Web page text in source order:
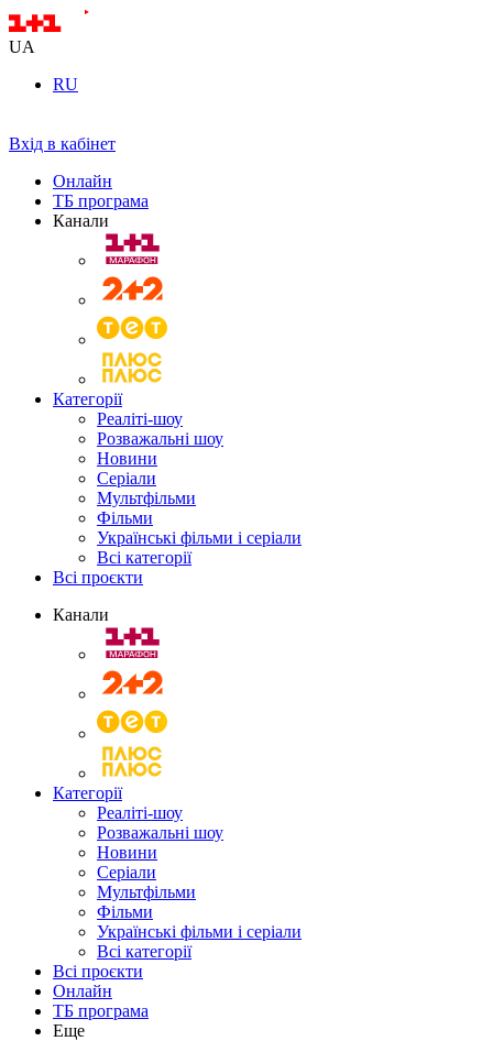
UA
RU
Вхід в кабінет
Онлайн
ТБ програма
Канали
Категорії
Реаліті-шоу
Розважальні шоу
Новини
Серіали
Мультфільми
Фільми
Українські фільми і серіали
Всі категорії
Всі проєкти
Канали
Категорії
Реаліті-шоу
Розважальні шоу
Новини
Серіали
Мультфільми
Фільми
Українські фільми і серіали
Всі категорії
Всі проєкти
Онлайн
ТБ програма
Еще